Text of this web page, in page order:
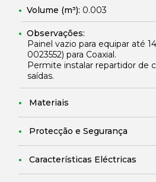
Volume (m³): 0.003
Observações:
Painel vazio para equipar até
0023552) para Coaxial.
Permite instalar repartidor de
saídas.
Materiais
Protecção e Segurança
Características Eléctricas